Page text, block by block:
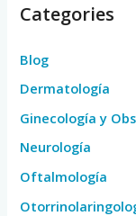
Categories
Blog
Dermatología
Ginecología y
Neurología
Oftalmología